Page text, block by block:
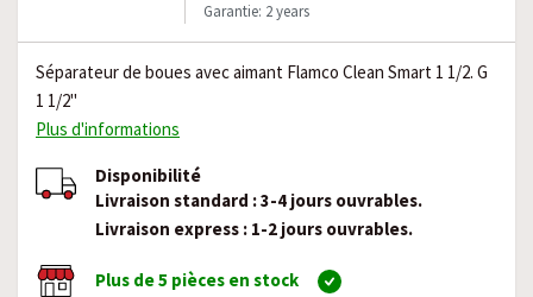
Garantie: 2 years
Séparateur de boues avec aimant Flamco Clean Smart 1 1/2. G
1 1/2"
Plus d'informations
Disponibilité
Livraison standard : 3-4 jours ouvrables.
Livraison express : 1-2 jours ouvrables.
Plus de 5 pièces en stock